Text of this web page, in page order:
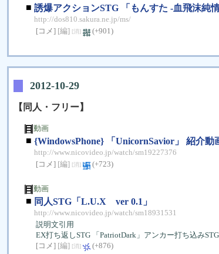
■ 誘爆アクションSTG 「もんすた -血飛沫純
http://dos810.sakura.ne.jp/ms/
[コメ] [編] [消] (+901)
2012-10-29
【同人・フリー】
動画
■ {WindowsPhone} 「UnicornSavior」 紹介動
http://www.nicovideo.jp/watch/sm19227376
[コメ] [編] [消] (+723)
動画
■ 同人STG「L.U.X ver 0.1」
http://www.nicovideo.jp/watch/sm18931531
説明文引用
EX打ち返しSTG 「PatriotDark」アンカー打ち込み
[コメ] [編] [消] (+876)